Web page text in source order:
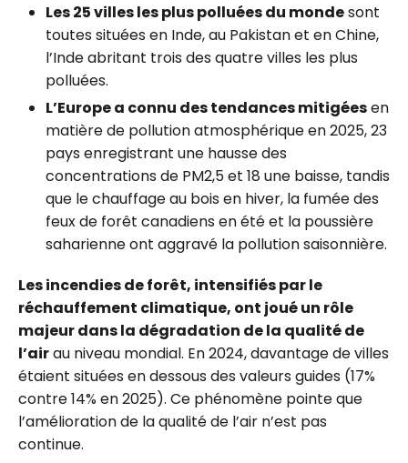
Les 25 villes les plus polluées du mondesont
toutes situées en Inde, au Pakistan et en Chine,
l’Inde abritant trois des quatre villes les plus
polluées.
L’Europe a connu des tendances mitigéesen
matière de pollution atmosphérique en 2025, 23
pays enregistrant une hausse des
concentrations de PM2,5 et 18 une baisse, tandis
que le chauffage au bois en hiver, la fumée des
feux de forêt canadiens en été et la poussière
saharienne ont aggravé la pollution saisonnière.
Les incendies de forêt, intensifiés par le
réchauffement climatique, ont joué un rôle
majeur dans la dégradation de la qualité de
l’airau niveau mondial. En 2024, davantage de villes
étaient situées en dessous des valeurs guides (17%
contre 14% en 2025). Ce phénomène pointe que
l’amélioration de la qualité de l’air n’est pas
continue.